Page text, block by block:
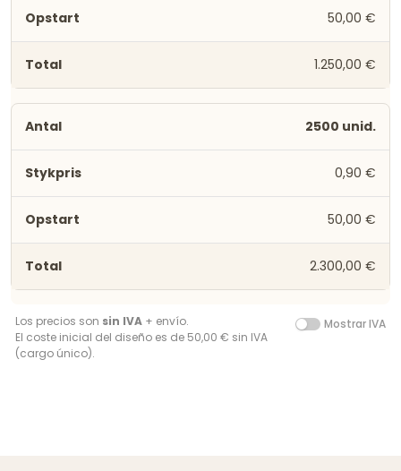
50,00 €
1.250,00 €
2500 unid.
0,90 €
50,00 €
2.300,00 €
Los precios son sin IVA + envío.
El coste inicial del diseño es de 50,00 € sin IVA
(cargo único).
Mostrar IVA